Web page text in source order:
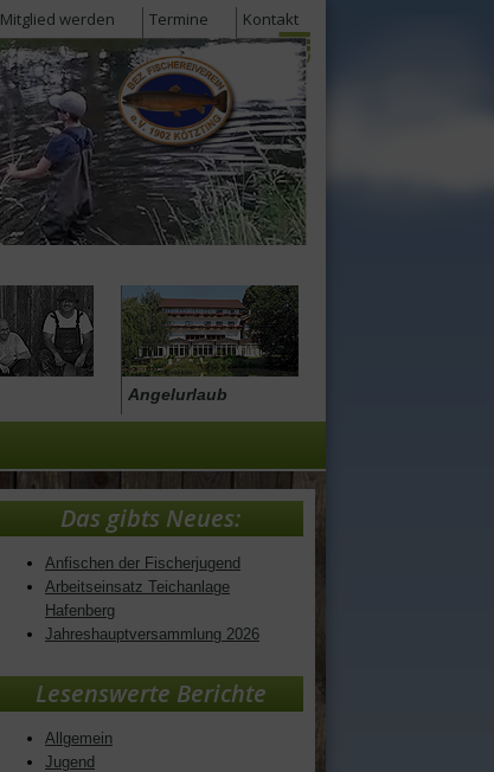
Mitglied werden Termine Kontakt
Angelurlaub
Das gibts Neues:
Anfischen der Fischerjugend
Arbeitseinsatz Teichanlage
Hafenberg
Jahreshauptversammlung 2026
Lesenswerte Berichte
Allgemein
Jugend